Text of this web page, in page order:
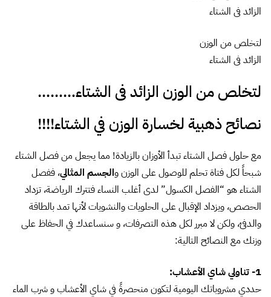
لتخلص من الوزن
الزائد فى الشتاء
لتخلص من الوزن الزائد فى الشتاء………
نصائح ذهبية لخسارة الوزن في الشتاء!!!!
مع حلول فصل الشتاء تبدأ الأوزان بالزيادة! مما يجعل من فصل الشتاء
شبحاً لكل فتاة تحلم للوصول على الوزن والجسم المثالي، ففصل
الشتاء هو “الفصل الكسول” لدى أغلب النساء فتترك الرياضة، تزداد
الحصص، ويزداد الإقبال على الحلويات والنشويات لأنها تمد بالطاقة
والدفئ، ولكن لا مبرر لكل هذه التصرفات، و سنساعدك في الحفاظ على
وزنك مع النصائح التالية:
1- تناولي شاي الأعشاب:
حددي مشروباتك اليومية لتكون منحصرةً في شاي الأعشاب و شرب الماء